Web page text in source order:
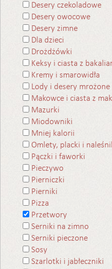
Desery czekoladowe
Desery owocowe
Desery zimne
Dla dzieci
Drożdżówki
Keksy i ciasta z
Kremy i smarowidła
Lody i desery mrożone
Makowce i ciasta z
Mazurki
Miodowniki
Mniej kalorii
Omlety, placki i
Pączki i faworki
Pieczywo
Pierniczki
Pierniki
Pizza
Przetwory
Serniki na zimno
Serniki pieczone
Sosy
Szarlotki i jabłeczniki